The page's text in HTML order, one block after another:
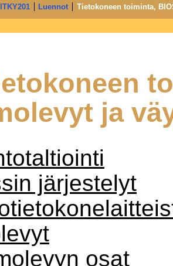
ja
järjestelyt
osat
- Jyväskylän yliopiston IT-tiedekunta
Luennot Tietokoneen toiminta,